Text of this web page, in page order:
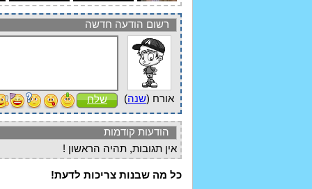
רשום הודעה חדשה
אורח (שנה) שלח
הודעות קודמות
אין תגובות, תהיה הראשון !
כל מה שבנות צריכות לדעת!